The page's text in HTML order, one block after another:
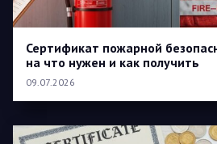
Сертификат пожарной
на что нужен и как получить
09.07.2026